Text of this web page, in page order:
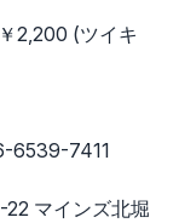
2,200 (ツイキ
6539-7411
マインズ北堀